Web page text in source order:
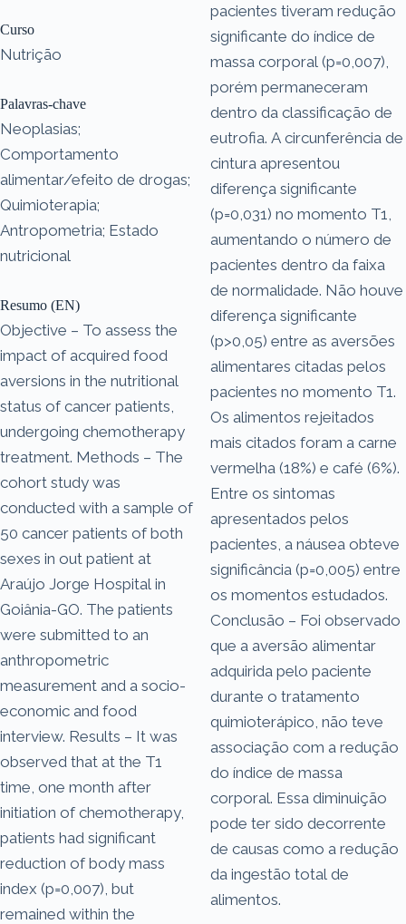
Curso
Nutrição
Palavras-chave
Neoplasias;
Comportamento
alimentar/efeito de drogas;
Quimioterapia;
Antropometria; Estado
nutricional
Resumo (EN)
Objective – To assess the
impact of acquired food
aversions in the nutritional
status of cancer patients,
undergoing chemotherapy
treatment. Methods – The
cohort study was
conducted with a sample of
50 cancer patients of both
sexes in out patient at
Araújo Jorge Hospital in
Goiânia-GO. The patients
were submitted to an
anthropometric
measurement and a socio-
economic and food
interview. Results – It was
observed that at the T1
time, one month after
initiation of chemotherapy,
patients had significant
reduction of body mass
index (p=0,007), but
remained within the
pacientes tiveram redução
significante do índice de
massa corporal (p=0,007),
porém permaneceram
dentro da classificação de
eutrofia. A circunferência de
cintura apresentou
diferença significante
(p=0,031) no momento T1,
aumentando o número de
pacientes dentro da faixa
de normalidade. Não houve
diferença significante
(p>0,05) entre as aversões
alimentares citadas pelos
pacientes no momento T1.
Os alimentos rejeitados
mais citados foram a carne
vermelha (18%) e café (6%).
Entre os sintomas
apresentados pelos
pacientes, a náusea obteve
significância (p=0,005) entre
os momentos estudados.
Conclusão – Foi observado
que a aversão alimentar
adquirida pelo paciente
durante o tratamento
quimioterápico, não teve
associação com a redução
do índice de massa
corporal. Essa diminuição
pode ter sido decorrente
de causas como a redução
da ingestão total de
alimentos.